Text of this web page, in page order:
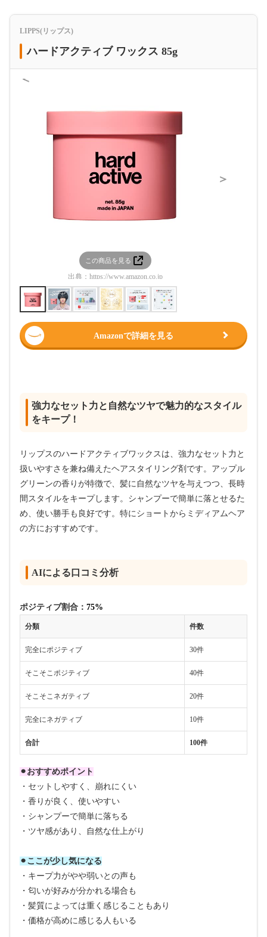
LIPPS(リップス)
ハードアクティブ ワックス 85g
＜
この商品を見る
出典： https://www.amazon.co.jp
＞
Amazonで詳細を見る
強力なセット力と自然なツヤで魅力的なスタイル
をキープ！
リップスのハードアクティブワックスは、強力なセット力と
扱いやすさを兼ね備えたヘアスタイリング剤です。アップル
グリーンの香りが特徴で、髪に自然なツヤを与えつつ、長時
間スタイルをキープします。シャンプーで簡単に落とせるた
め、使い勝手も良好です。特にショートからミディアムヘア
の方におすすめです。
AIによる口コミ分析
ポジティブ割合： 75%
分類 件数
完全にポジティブ 30件
そこそこポジティブ 40件
そこそこネガティブ 20件
完全にネガティブ 10件
合計 100件
⚫︎おすすめポイント
・セットしやすく、崩れにくい
・香りが良く、使いやすい
・シャンプーで簡単に落ちる
・ツヤ感があり、自然な仕上がり
⚫︎ここが少し気になる
・キープ力がやや弱いとの声も
・匂いが好みが分かれる場合も
・髪質によっては重く感じることもあり
・価格が高めに感じる人もいる